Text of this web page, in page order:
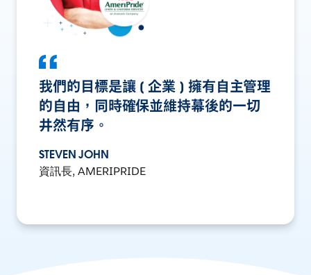
我們的目標是讓 [ 企業 ] 擁有自主管理
的自由，同時確保並維持幕後的一切
井然有序。
STEVEN JOHN
資訊長, AMERIPRIDE